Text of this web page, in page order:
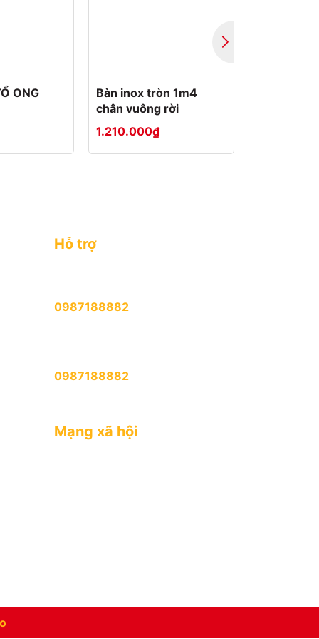
ONG
Bàn inox tròn 1m4
chân vuông rời
1.210.000₫
Hỗ trợ
0987188882
0987188882
Mạng xã hội